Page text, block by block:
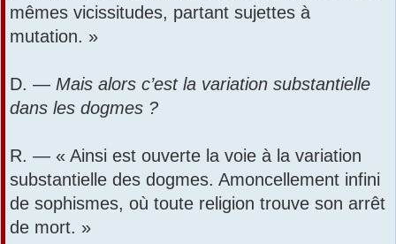
mêmes vicissitudes, partant sujettes à
mutation. »
D. — Mais alors c’est la variation substantielle
dans les dogmes ?
R. — « Ainsi est ouverte la voie à la variation
substantielle des dogmes. Amoncellement infini
de sophismes, où toute religion trouve son arrêt
de mort. »